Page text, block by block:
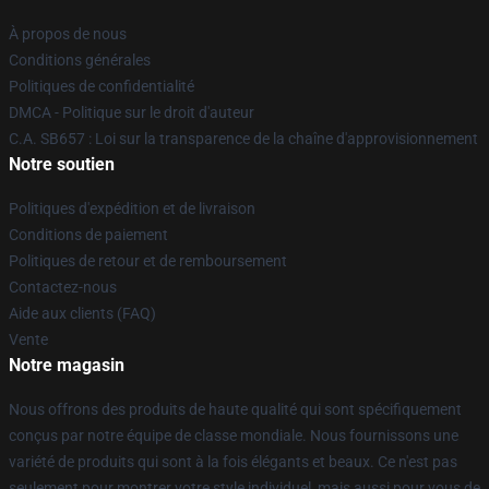
À propos de nous
Conditions générales
Politiques de confidentialité
DMCA - Politique sur le droit d'auteur
C.A. SB657 : Loi sur la transparence de la chaîne d'approvisionnement
Notre soutien
Politiques d'expédition et de livraison
Conditions de paiement
Politiques de retour et de remboursement
Contactez-nous
Aide aux clients (FAQ)
Vente
Notre magasin
Nous offrons des produits de haute qualité qui sont spécifiquement
conçus par notre équipe de classe mondiale. Nous fournissons une
variété de produits qui sont à la fois élégants et beaux. Ce n'est pas